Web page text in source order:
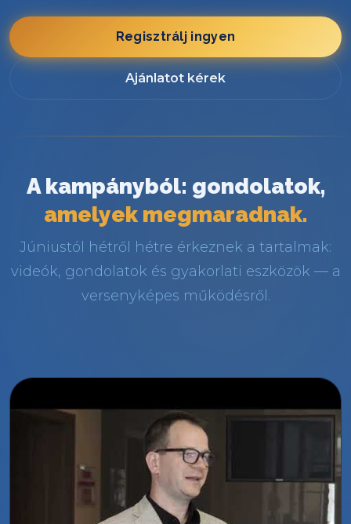
Regisztrálj ingyen
Ajánlatot kérek
A kampányból: gondolatok,
amelyek megmaradnak.
Júniustól hétről hétre érkeznek a tartalmak:
videók, gondolatok és gyakorlati eszközök — a
versenyképes működésről.